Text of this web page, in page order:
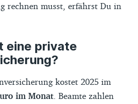
rechnen musst, erfährst Du in
eine private
kostet 2025 im
im Monat . Beamte zahlen